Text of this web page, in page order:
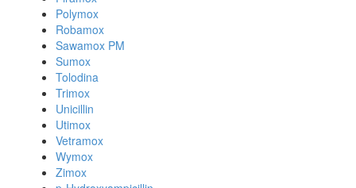
Polymox
Robamox
Sawamox PM
Sumox
Tolodina
Trimox
Unicillin
Utimox
Vetramox
Wymox
Zimox